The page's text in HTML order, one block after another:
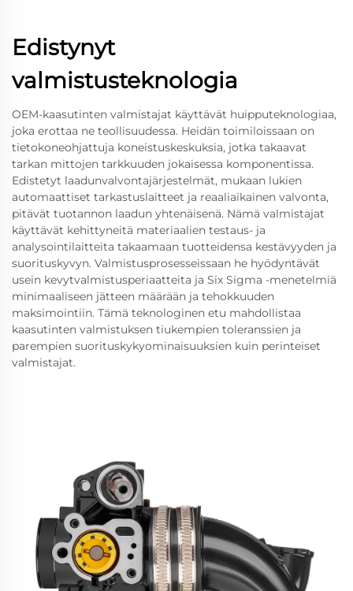
Edistynyt
valmistusteknologia
OEM-kaasutinten valmistajat käyttävät huipputeknologiaa,
joka erottaa ne teollisuudessa. Heidän toimiloissaan on
tietokoneohjattuja koneistuskeskuksia, jotka takaavat
tarkan mittojen tarkkuuden jokaisessa komponentissa.
Edistetyt laadunvalvontajärjestelmät, mukaan lukien
automaattiset tarkastuslaitteet ja reaaliaikainen valvonta,
pitävät tuotannon laadun yhtenäisenä. Nämä valmistajat
käyttävät kehittyneitä materiaalien testaus- ja
analysointilaitteita takaamaan tuotteidensa kestävyyden ja
suorituskyvyn. Valmistusprosesseissaan he hyödyntävät
usein kevytvalmistusperiaatteita ja Six Sigma -menetelmiä
minimaaliseen jätteen määrään ja tehokkuuden
maksimointiin. Tämä teknologinen etu mahdollistaa
kaasutinten valmistuksen tiukempien toleranssien ja
parempien suorituskykyominaisuuksien kuin perinteiset
valmistajat.